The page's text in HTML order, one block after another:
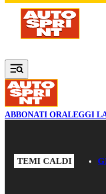
Vai al contenuto principale
ABBONATI ORALEGGI
TEMI CALDI